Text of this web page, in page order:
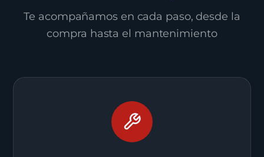
Te acompañamos en cada paso, desde la
compra hasta el mantenimiento